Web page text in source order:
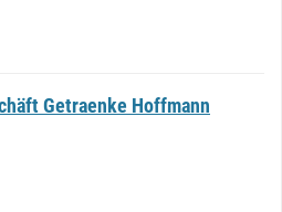
Getraenke Hoffmann